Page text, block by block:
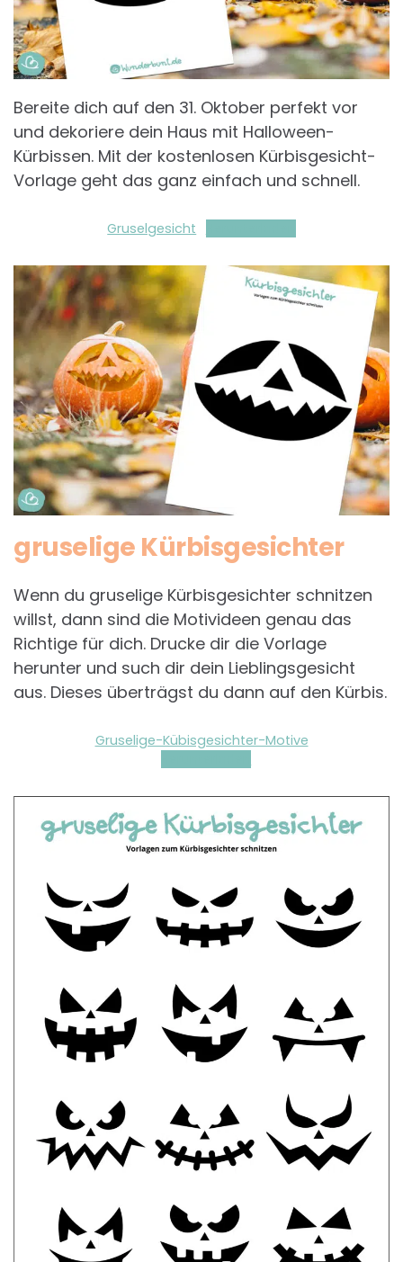
Bereite dich auf den 31. Oktober perfekt vor
und dekoriere dein Haus mit Halloween-
Kürbissen. Mit der kostenlosen Kürbisgesicht-
Vorlage geht das ganz einfach und schnell.
Gruselgesicht
gruselige Kürbisgesichter
Wenn du gruselige Kürbisgesichter schnitzen
willst, dann sind die Motivideen genau das
Richtige für dich. Drucke dir die Vorlage
herunter und such dir dein Lieblingsgesicht
aus. Dieses überträgst du dann auf den Kürbis.
Gruselige-Kübisgesichter-Motive